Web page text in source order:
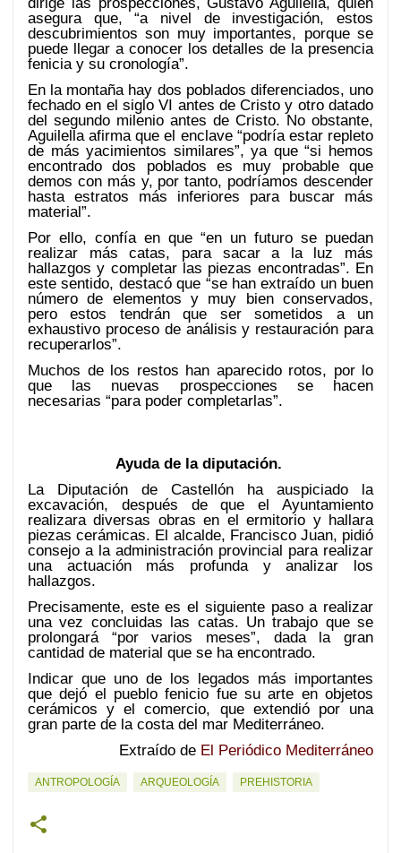
asegura que, “a nivel de investigación, estos
descubrimientos son muy importantes, porque se
puede llegar a conocer los detalles de la presencia
fenicia y su cronología”.
En la montaña hay dos poblados diferenciados, uno
fechado en el siglo VI antes de Cristo y otro datado
del segundo milenio antes de Cristo. No obstante,
Aguilella afirma que el enclave “podría estar repleto
de más yacimientos similares”, ya que “si hemos
encontrado dos poblados es muy probable que
demos con más y, por tanto, podríamos descender
hasta estratos más inferiores para buscar más
material”.
Por ello, confía en que “en un futuro se puedan
realizar más catas, para sacar a la luz más
hallazgos y completar las piezas encontradas”. En
este sentido, destacó que “se han extraído un buen
número de elementos y muy bien conservados,
pero estos tendrán que ser sometidos a un
exhaustivo proceso de análisis y restauración para
recuperarlos”.
Muchos de los restos han aparecido rotos, por lo
que las nuevas prospecciones se hacen
necesarias “para poder completarlas”.
Ayuda de la diputación.
La Diputación de Castellón ha auspiciado la
excavación, después de que el Ayuntamiento
realizara diversas obras en el ermitorio y hallara
piezas cerámicas. El alcalde, Francisco Juan, pidió
consejo a la administración provincial para realizar
una actuación más profunda y analizar los
hallazgos.
Precisamente, este es el siguiente paso a realizar
una vez concluidas las catas. Un trabajo que se
prolongará “por varios meses”, dada la gran
cantidad de material que se ha encontrado.
Indicar que uno de los legados más importantes
que dejó el pueblo fenicio fue su arte en objetos
cerámicos y el comercio, que extendió por una
gran parte de la costa del mar Mediterráneo.
Extraído de El Periódico Mediterráneo
ANTROPOLOGÍA ARQUEOLOGÍA PREHISTORIA